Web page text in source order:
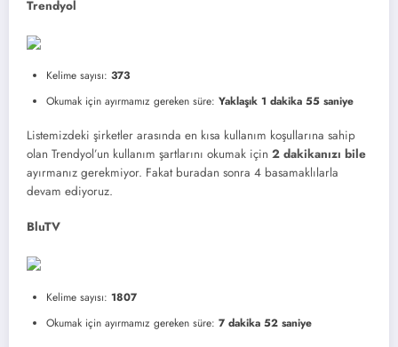
Trendyol
Kelime sayısı: 373
Okumak için ayırmamız gereken süre: Yaklaşık 1 dakika 55 saniye
Listemizdeki şirketler arasında en kısa kullanım koşullarına sahip
olan Trendyol’un kullanım şartlarını okumak için 2 dakikanızı bile
ayırmanız gerekmiyor. Fakat buradan sonra 4 basamaklılarla
devam ediyoruz.
BluTV
Kelime sayısı: 1807
Okumak için ayırmamız gereken süre: 7 dakika 52 saniye